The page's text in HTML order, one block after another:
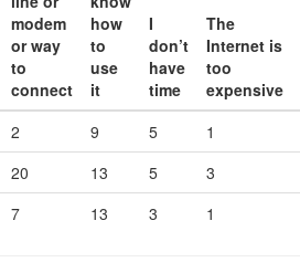
modem
or way
to
connect
how
to
use
it
I
don’t
have
time
The
Internet is
too
expensive
2 9 5 1
20 13 5 3
7 13 3 1